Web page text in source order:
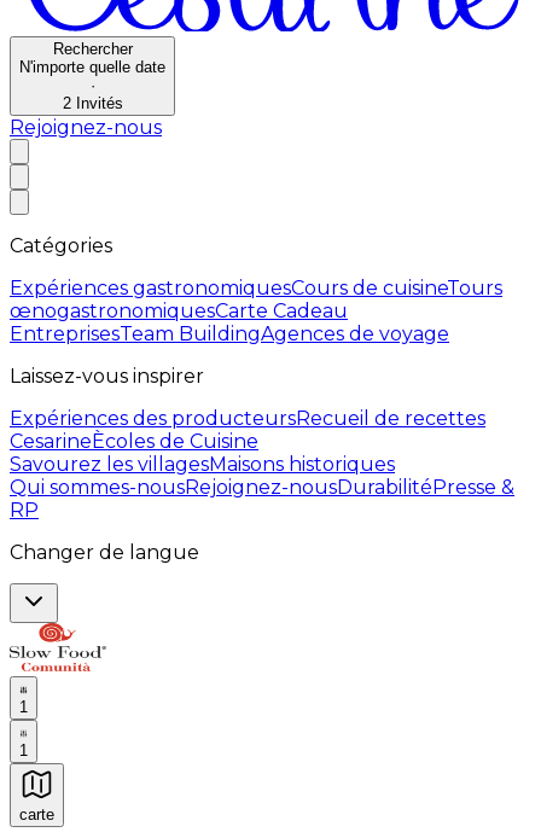
Rechercher
N'importe quelle date
·
2 Invités
Rejoignez-nous
Catégories
Expériences gastronomiquesCours de cuisineTours
œnogastronomiquesCarte Cadeau
EntreprisesTeam BuildingAgences de voyage
Laissez-vous inspirer
Expériences des producteursRecueil de recettes
CesarineÈcoles de Cuisine
Savourez les villagesMaisons historiques
Qui sommes-nousRejoignez-nousDurabilitéPresse &
RP
Changer de langue
1
1
carte